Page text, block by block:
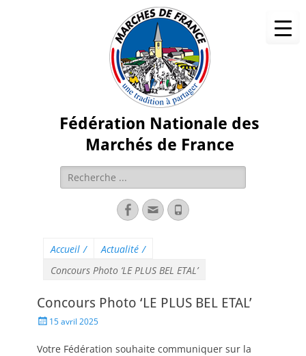
Fédération Nationale des
Marchés de France
Accueil / Actualité /
Concours Photo ‘LE PLUS BEL ETAL’
Concours Photo ‘LE PLUS BEL ETAL’
15 avril 2025
Votre Fédération souhaite communiquer sur la